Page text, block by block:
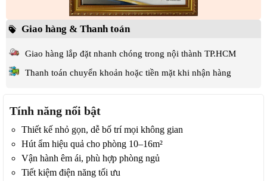
Giao hàng & Thanh toán
Giao hàng lắp đặt nhanh chóng trong nội thành TP.HCM
Thanh toán chuyển khoản hoặc tiền mặt khi nhận hàng
Tính năng nổi bật
Thiết kế nhỏ gọn, dễ bố trí mọi không gian
Hút ẩm hiệu quả cho phòng 10–16m²
Vận hành êm ái, phù hợp phòng ngủ
Tiết kiệm điện năng tối ưu